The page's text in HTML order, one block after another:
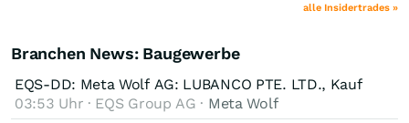
alle Insidertrades »
Branchen News: Baugewerbe
EQS-DD: Meta Wolf AG: LUBANCO PTE. LTD., Kauf
03:53 Uhr · EQS Group AG · Meta Wolf